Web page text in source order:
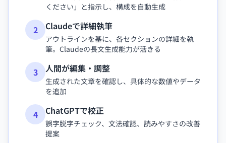
ください」と指示し、構成を自動生成
2 Claudeで詳細執筆
アウトラインを基に、各セクションの詳細を執
筆。Claudeの長文生成能力が活きる
3 人間が編集・調整
生成された文章を確認し、具体的な数値やデータ
を追加
4 ChatGPTで校正
誤字脱字チェック、文法確認、読みやすさの改善
提案